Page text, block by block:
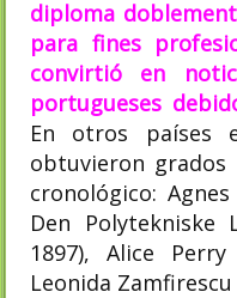
diploma
para fines
convirtió en
portugueses
En otros países
obtuvieron
cronológico:
Den Polytekniske
1897), Alice
Leonida Zamfirescu